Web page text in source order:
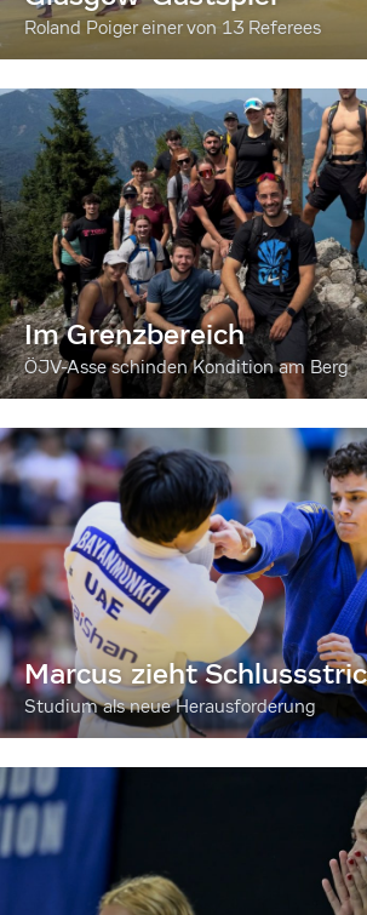
Roland Poiger einer von 13 Referees
Im Grenzbereich
ÖJV-Asse schinden Kondition am Berg
Marcus zieht
Studium als neue Herausforderung